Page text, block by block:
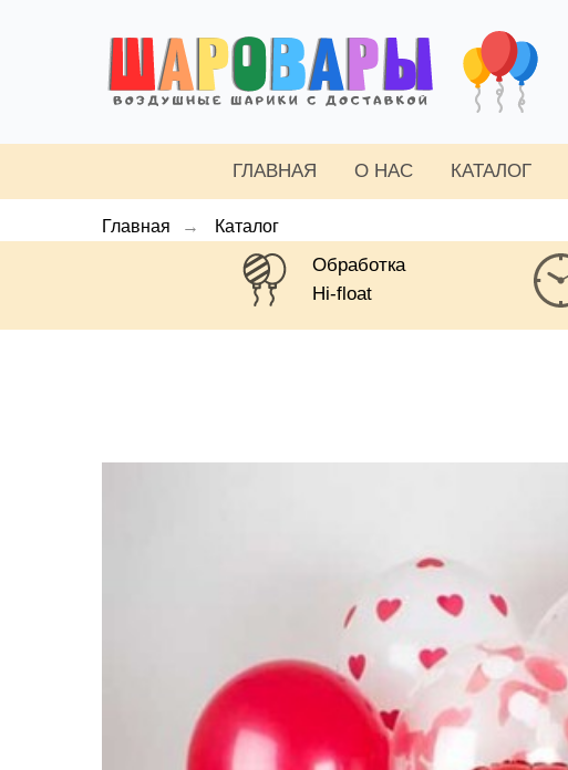
ГЛАВНАЯ О НАС КАТАЛОГ
Главная → Каталог
Обработка
Hi-float